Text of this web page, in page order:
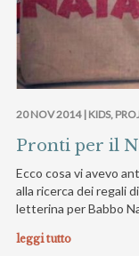
20 NOV 2014 | KIDS,
Pronti per il
Ecco cosa vi avevo
alla ricerca dei regali
letterina per Babbo
leggi tutto